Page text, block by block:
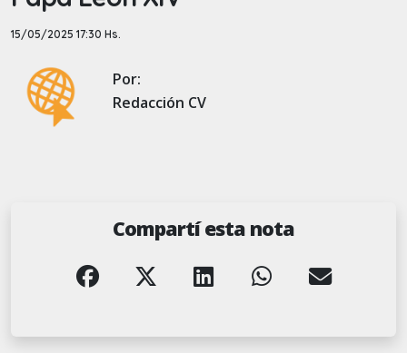
15/05/2025 17:30 Hs.
Por:
Redacción CV
Compartí esta nota